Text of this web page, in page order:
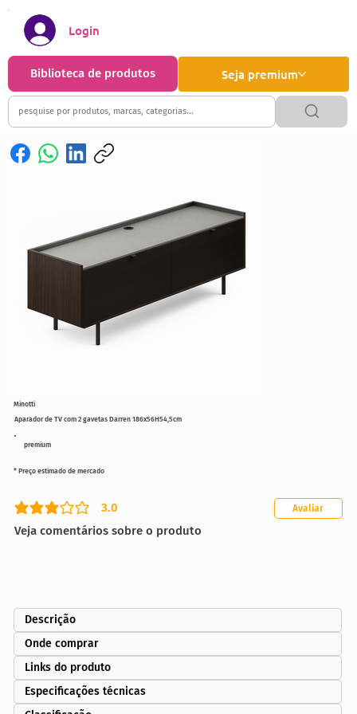
Seja premium
Biblioteca de produtos
Login
premium
Aparador de TV com 2 gavetas Darren 186x56H54,5cm
3.0
classificação média é 3 de 5
Veja comentários sobre o produto
Avaliar
* Preço estimado de mercado
Minotti
Descrição
Onde comprar
Links do produto
Especificações técnicas